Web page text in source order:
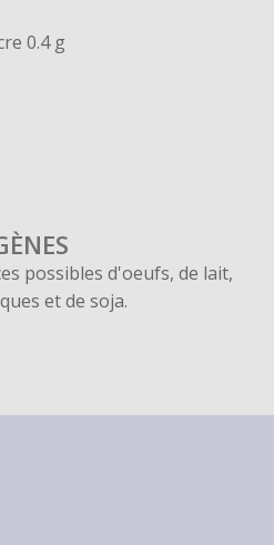
0.4 g
possibles d'oeufs, de lait,
et de soja.